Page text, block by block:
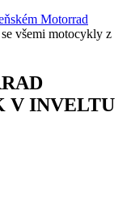
Motorrad
všemi motocykly z
V INVELTU